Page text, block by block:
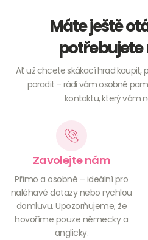
Máte ještě
Ať už chcete skákací hrad koupit,
poradit – rádi vám osobně
kontaktu, který vám
Zavolejte nám
Přímo a osobně – ideální pro
naléhavé dotazy nebo rychlou
domluvu. Upozorňujeme, že
hovoříme pouze německy a
anglicky.